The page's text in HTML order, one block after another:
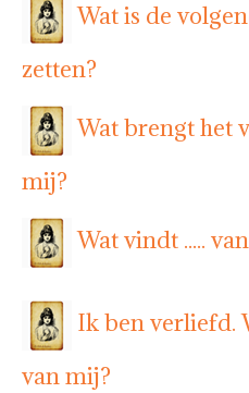
Wat is de
zetten?
Wat brengt het
mij?
Wat vindt .....
Ik ben verliefd.
van mij?